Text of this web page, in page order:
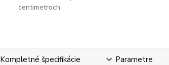
centimetroch.
Kompletné špecifikácie Parametre